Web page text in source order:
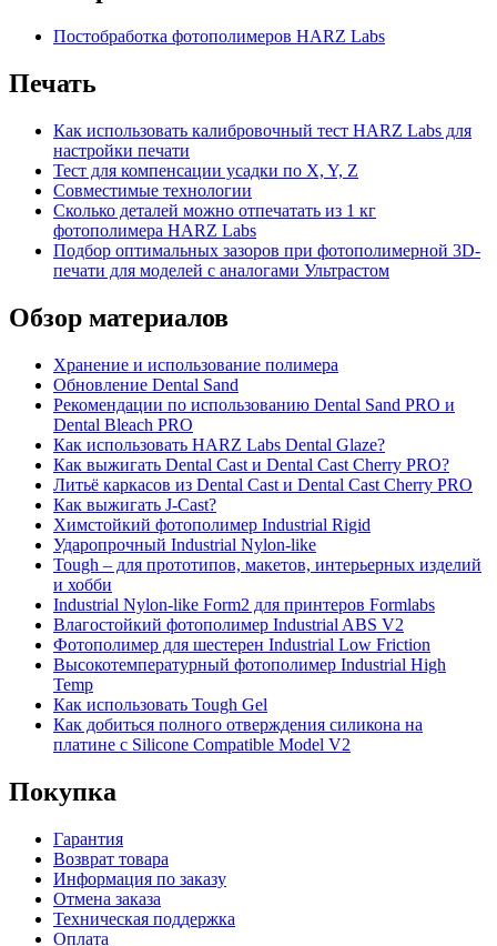
Постобработка фотополимеров HARZ Labs
Печать
Как использовать калибровочный тест HARZ Labs для
настройки печати
Тест для компенсации усадки по X, Y, Z
Совместимые технологии
Сколько деталей можно отпечатать из 1 кг
фотополимера HARZ Labs
Подбор оптимальных зазоров при фотополимерной 3D-
печати для моделей с аналогами Ультрастом
Обзор материалов
Хранение и использование полимера
Обновление Dental Sand
Рекомендации по использованию Dental Sand PRO и
Dental Bleach PRO
Как использовать HARZ Labs Dental Glaze?
Как выжигать Dental Cast и Dental Cast Cherry PRO?
Литьё каркасов из Dental Cast и Dental Cast Cherry PRO
Как выжигать J-Cast?
Химстойкий фотополимер Industrial Rigid
Ударопрочный Industrial Nylon-like
Tough – для прототипов, макетов, интерьерных изделий
и хобби
Industrial Nylon-like Form2 для принтеров Formlabs
Влагостойкий фотополимер Industrial ABS V2
Фотополимер для шестерен Industrial Low Friction
Высокотемпературный фотополимер Industrial High
Temp
Как использовать Tough Gel
Как добиться полного отверждения силикона на
платине с Silicone Compatible Model V2
Покупка
Гарантия
Возврат товара
Информация по заказу
Отмена заказа
Техническая поддержка
Оплата